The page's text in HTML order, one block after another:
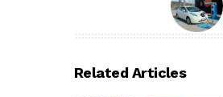
Related Articles